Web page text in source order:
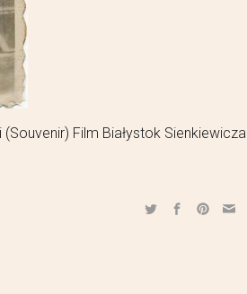
Film Białystok Sienkiewicza